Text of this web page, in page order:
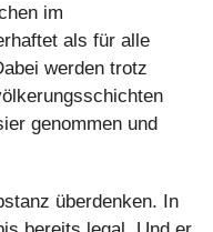
im
als für alle
werden trotz
genommen und
überdenken. In